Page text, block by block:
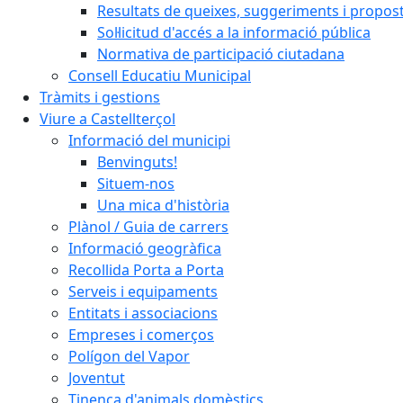
Resultats de queixes, suggeriments i
Sol·licitud d'accés a la informació pública
Normativa de participació ciutadana
Consell Educatiu Municipal
Tràmits i gestions
Viure a Castellterçol
Informació del municipi
Benvinguts!
Situem-nos
Una mica d'història
Plànol / Guia de carrers
Informació geogràfica
Recollida Porta a Porta
Serveis i equipaments
Entitats i associacions
Empreses i comerços
Polígon del Vapor
Joventut